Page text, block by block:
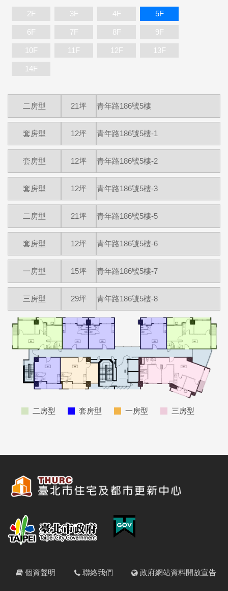
2F 3F 4F 5F
6F 7F 8F 9F
10F 11F 12F 13F
14F
二房型 21坪 青年路186號5樓
套房型 12坪 青年路186號5樓-1
套房型 12坪 青年路186號5樓-2
套房型 12坪 青年路186號5樓-3
二房型 21坪 青年路186號5樓-5
套房型 12坪 青年路186號5樓-6
一房型 15坪 青年路186號5樓-7
三房型 29坪 青年路186號5樓-8
二房型 套房型 一房型 三房型
個資聲明 聯絡我們 政府網站資料開放宣告